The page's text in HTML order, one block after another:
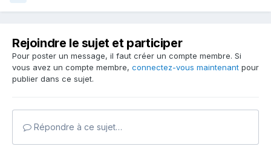
Rejoindre le sujet et participer
Pour poster un message, il faut créer un compte membre. Si
vous avez un compte membre, connectez-vous maintenant pour
publier dans ce sujet.
Répondre à ce sujet…